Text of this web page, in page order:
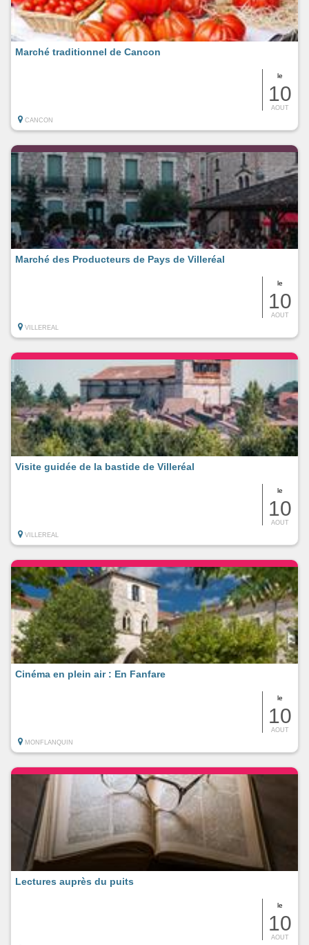
le
10
AOUT
Marché traditionnel de Cancon
CANCON
le
10
AOUT
Marché des Producteurs de Pays de Villeréal
VILLEREAL
le
10
AOUT
Visite guidée de la bastide de Villeréal
VILLEREAL
le
10
AOUT
Cinéma en plein air : En Fanfare
MONFLANQUIN
le
10
AOUT
Lectures auprès du puits